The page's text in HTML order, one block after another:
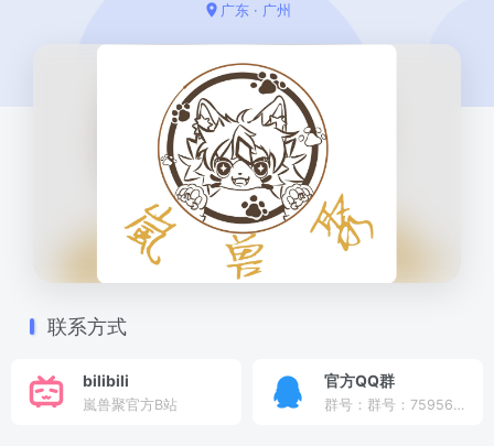
广东 · 广州
联系方式
bilibili
嵐兽聚官方B站
官方QQ群
群号：群号：759563688